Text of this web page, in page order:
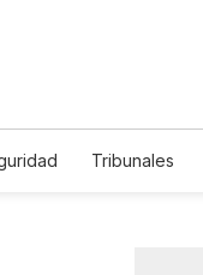
Tribunales